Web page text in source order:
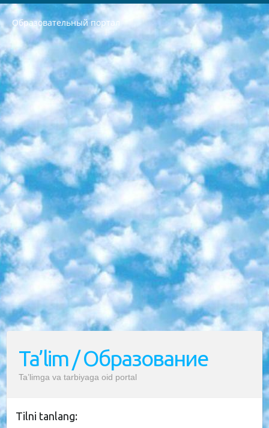
Образовательный портал
РЕСПУБЛИКА УЗБЕКИСТАН МИНИСТРЕРСТВО ДОШКОЛЬНОГО И ШКОЛЬНОГО ОБРАЗОВАНИЯ КОМАНДА в общеобразовательных учреждениях в 2023-2024 учебном году организация и проведение итоговой государственной аттестации обучающихся о Министра дошкольного и школьного образования Республики Узбекистан от 4 марта 2008 года (постановлением Минюста от 20 марта 2008 года № 1778 государственной регистрации) «Итоговое состояние учащихся общего среднего образования на основании положения об утверждении положения об аттестации общего среднего образования выпускной экзамен студентов в образовательных учреждениях в 2023-2024 учебном году В целях организации и прохождения аттестации приказываю: 1. Следующее: перечень предметов, по которым будет проводиться итоговая государственная аттестация и экзамен формы перевода согласно приложению 1; сертификаты международного образца, оценивающие уровень владения иностранными языками перечень согласно приложению 2; 2. Педагогический при специализированных образовательных учреждениях. научно-практический центр квалификации и международной оценки (Д.Давидова) 2024 г. До 25 марта: задания по предметам, по которым будет проводиться итоговая аттестация разработка и утверждение технических условий; итоговая аттестация на основании разработанного предметного задания разработка вопросов по предметам (устно и письменно), экзамен передача; общеобразовательные средние школы и специальные учебные заведения учащиеся выпускных классов школ и интернатов в агентской системе подготовка базы данных экзаменационных материалов и критериев оценки; перевод базы экзаменационных материалов на все языки обучения подать в Республиканский образовательный центр для изготовления; варианты экзаменов на основе разработанных контрольных материалов пусть будут поставлены задачи формирования. 3. Республиканский образовательный центр (Ш.Худайкулов) до 5 апреля 2024 года. до: база данных предоставленных экзаменационных материалов на все языки обучения перевод и экспертиза; для слепых, слабовидящих, глухих, слабослышащих и умственно отсталых детей учащиеся выпускных классов специализированных школ и школ-интернатов база данных экзаменационных материалов на всех преподаваемых языках подготовка критериев оценки; специализированные школы для умственно отсталых детей и технологии для учащихся выпускных классов школ-интернатов разработка соответствующих рекомендаций и критериев проведения ЕГЭ по естествознанию давать задания. 4. Педагогический при специализированных образовательных учреждениях. Научно-практический центр навыков и международной оценки (Д.Давидова), Республика образовательный центр (Худайкулов Ш.) итоговый государственный аттестационный экзамен ориентирован на творческое и логическое мышление при подготовке базы материалов учитывать введение заданий. 5. Следует отметить, что: сертификат государственного образца о знании общеобразовательного предмета и как минимум национальный уровень B1 по предметам на иностранных языках, указанным в Приложении 2. или международно признанный сертификат эквивалентного уровня студенты, изучающие определенный предмет, освобождаются от экзамена; по соответствующим предметам запланирована итоговая государственная аттестация за день до дня, путем жеребьевки Рабочей группой (в письменной форме по предметам, проводимым в форме) из числа сформированных вариантов выбрано 2 варианта; 2 выбранных варианта экзамена анонсированы на официальном сайте министерства и все выпускники по всей стране на основе этих вариантов проводит итоговую государственную аттестацию. 6. Государственное образование учащихся средних общеобразовательных учреждений. знания в соответствии с квалификационными требованиями, которые необходимо приобрести на основании стандартов итоговый (выпускной) контроль для 9 и 11 классов в целях тестирования Экзамены (далее – экзамены) состоят из предметов, перечисленных в приложении 1. будет сделано. 7. Экзамены пройдут с 26 мая по 15 июня 2024 г. (кроме науки физического воспитания). 8. Физическая для учащихся 9 классов общесредних образовательных учреждений. Экзамены по предмету «Образование, квалификация медицина» 1-6 мая 2024 года. сотрудники перевести под присмотр (с отклонениями в физическом или умственном развитии) специализированная школа для детей, школы-интернаты и со сколиозом школы-интернаты санаторного типа для больных детей исключены). 9. Он был слепым, слабовидящим и имел нарушения опорно-двигательного аппарата. экзамены в специализированных школах и интернатах для детей должны проводиться исходя из требований, предъявляемых к общеобразовательным учреждениям (физкультура кроме науки). 10. Специализированная школа для глухих и слабослышащих детей. и экзамены в интернатах и быть реализован в виде письменного теста по математике. 11. Специальность для умственно отсталых детей. Для 9 класса Родной язык и литературное письмо Государственный язык (язык обучения – узбекский). для неклассов) написано Математическое письмо Письменная/устная история Узбекистана Физическое воспитание практично Итоговый контроль Для 11 класса Написание родного языка и литературы (эссе) Математическое письмо Узбекский язык (обучение на узбекском языке) не посещающее общее среднее образование для учреждений)/Образовательное учреждение выбор письменный и устный Иностранный язык письменный/устный Письменная/устная история Узбекистана *По выбору студента:  Химия  Физика  Основы государственного права  География 10 бесплатных образовательных ресурсов - Мы составили подборку онлайн-проектов с интерактивными упражнениями, видеолекциями и статьями. Они помогут вам обрести новые и освежить старые знания бесплатно. 1. «ИНТУИТ» Старейшая образовательная площадка Рунета. Здесь вы найдёте сотни текстовых и видеокурсов на десятки различных тем — от программирования до психологии. Многие курсы подготовлены российскими университетами и крупными международными компаниями вроде Intel и Microsoft. Самостоятельное обучение бесплатное, но желающие могут оплатить услуги персональных наставников. 2. «Смартия» знакомит с актуальными профессиями и подсказывает, как им обучаться. Выбрав заинтересовавшую вас специальность — SMM-специалист, фотограф, веб-дизайнер или другую, — увидите список необходимых для неё умений. Чтобы вы могли освоить их самостоятельно, для каждого умения площадка отображает подборку ссылок на учебные материалы. Хотя «Смартия» ориентируется на русскоязычную аудиторию, часть контента всё же доступна только на английском. 3. «Лекторий Физтеха» Проект Московского физико-технического института (Физтеха). С его помощью вы можете смотреть онлайн серии лекций, записанные на видео в этом вузе. В числе доступных предметов — физика, биология, химия, информационные технологии и другие. К некоторым лекциям администрация ресурса прилагает готовые конспекты, которые можно скачивать в PDF-формате. 4. ITMOcourses Онлайн-площадка Санкт-Петербургского национального исследовательского университета информационных технологий, механики и оптики (ИТМО). Ресурс предоставляет свободный доступ к курсам, разработанным в этом вузе. Каталог материалов разбит на четыре категории: «Оптические системы и технологии», «Приборостроение и робототехника», «Информационные технологии» и «Биотехнологии». Курсы состоят из видеолекций, интерактивных демонстраций и заданий. 5. «КиберЛенинка» Электронная научная библиотека открытого доступа. Каталог площадки регулярно обрастает текстами статей из различных научных изданий. Сгруппированные по журналам и рубрикам публикации можно читать онлайн или скачивать целиком в PDF-формате. Проект нацелен на популяризацию науки за счёт открытого доступа к качественной информации. 6. «ПостНаука» На этом ресурсе публикуют подборки видеолекций, составленные экспертами из разных отраслей и объединённые общими темами. Среди них, к примеру, есть серии «Биоинформатика и геномика», «Культура средневековой Скандинавии» и Cinema Studies о теории кино. Каждая подборка лекций — логически связанная история, рассказанная экспертом от первого лица. Кроме того, на сайте появляются научно-образовательные статьи и тесты на разные темы. 7. «Newочём» Команда проекта «Newочём» отбирает самые интересные тексты из англоязычных СМИ и переводит те из них, за которые голосуют участники сообщества «ВКонтакте». По большей части это научно-популярные статьи. Редакторы придумывают лишь заголовки, в остальном содержание переводов соответствует оригиналам. Полные тексты можно читать прямо в социальной сети. 8. InternetUrok Онлайн-база материалов по основным дисциплинам школьной программы. Информация на сайте структурирована по классам, предметам и темам (урокам). Каждый урок состоит из видеолекций и конспектов. Есть также интерактивные тренажёры и тесты для закрепления пройденного материала. Даже если вы давно окончили школу, возможность повторить программу старших классов всегда может пригодиться. 9. Edutainme Ещё один ресурс об образовании. В отличие от Newtonew, как мне кажется, Edutainme больше ориентируется на представителей индустрии: педагогов, предпринимателей, разработчиков образовательных проектов. Но и любой, кто просто стремится к саморазвитию, найдёт на сайте много полезного и интересного для себя. Например, информацию о новых курсах и образовательных сервисах. 10. Newtonew Онлайн-медиа об образовании и обучении в широком смысле. Авторы Newtonew пишут об инструментах, заведениях, тактиках и стратегиях, которые помогают учить других и получать новые знания самостоятельно. На этой площадке вы найдёте новости, обзоры, аналитические мат
Ta’lim / Образование
Ta’limga va tarbiyaga oid portal
Tilni tanlang: